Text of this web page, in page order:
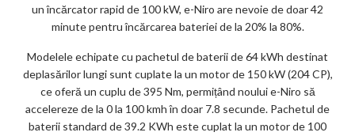
un încărcator rapid de 100 kW, e-Niro are nevoie de doar 42
minute pentru încărcarea bateriei de la 20% la 80%.
Modelele echipate cu pachetul de baterii de 64 kWh destinat
deplasărilor lungi sunt cuplate la un motor de 150 kW (204 CP),
ce oferă un cuplu de 395 Nm, permițând noului e-Niro să
accelereze de la 0 la 100 kmh în doar 7.8 secunde. Pachetul de
baterii standard de 39.2 KWh este cuplat la un motor de 100